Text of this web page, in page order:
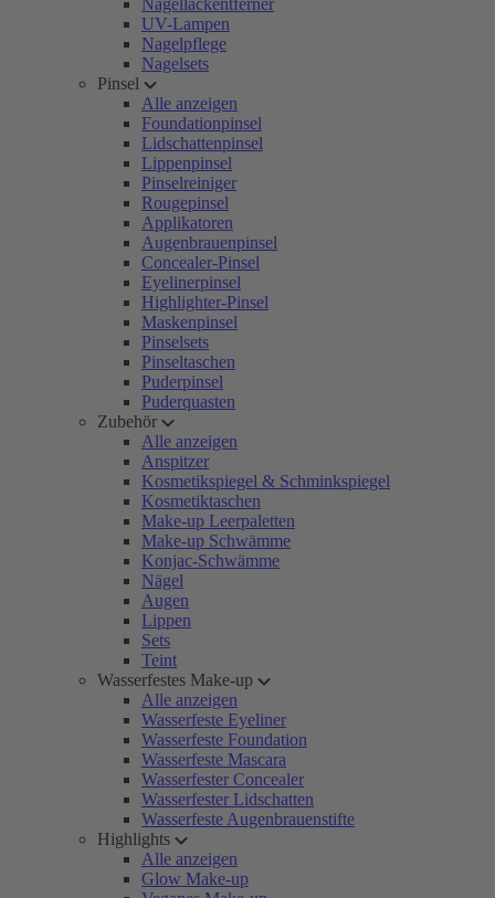
Nagellackentferner
UV-Lampen
Nagelpflege
Nagelsets
Pinsel
Alle anzeigen
Foundationpinsel
Lidschattenpinsel
Lippenpinsel
Pinselreiniger
Rougepinsel
Applikatoren
Augenbrauenpinsel
Concealer-Pinsel
Eyelinerpinsel
Highlighter-Pinsel
Maskenpinsel
Pinselsets
Pinseltaschen
Puderpinsel
Puderquasten
Zubehör
Alle anzeigen
Anspitzer
Kosmetikspiegel & Schminkspiegel
Kosmetiktaschen
Make-up Leerpaletten
Make-up Schwämme
Konjac-Schwämme
Nägel
Augen
Lippen
Sets
Teint
Wasserfestes Make-up
Alle anzeigen
Wasserfeste Eyeliner
Wasserfeste Foundation
Wasserfeste Mascara
Wasserfester Concealer
Wasserfester Lidschatten
Wasserfeste Augenbrauenstifte
Highlights
Alle anzeigen
Glow Make-up